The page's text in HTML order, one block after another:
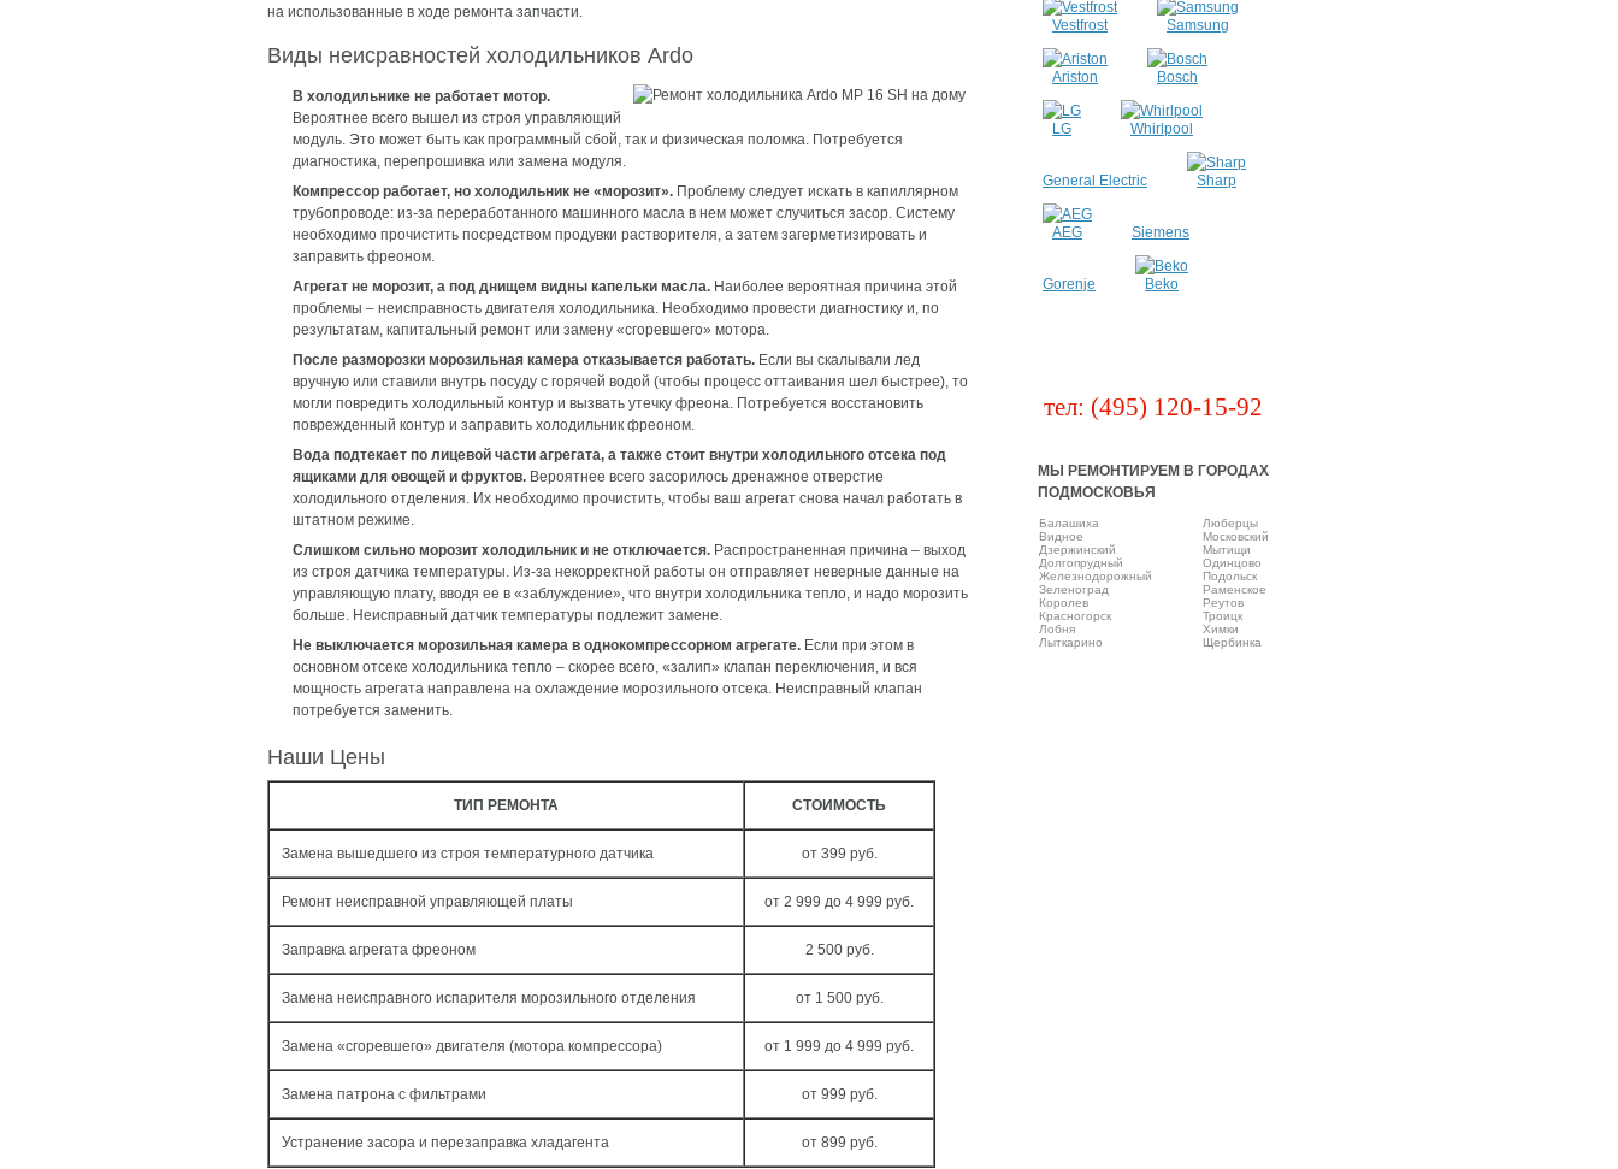
на использованные в ходе ремонта запчасти.
Виды неисравностей холодильников Ardo
В холодильнике не работает мотор.
Вероятнее всего вышел из строя управляющий
модуль. Это может быть как программный сбой, так и физическая поломка. Потребуется
диагностика, перепрошивка или замена модуля.
Компрессор работает, но холодильник не «морозит». Проблему следует искать в капиллярном
трубопроводе: из-за переработанного машинного масла в нем может случиться засор. Систему
необходимо прочистить посредством продувки растворителя, а затем загерметизировать и
заправить фреоном.
Агрегат не морозит, а под днищем видны капельки масла. Наиболее вероятная причина этой
проблемы – неисправность двигателя холодильника. Необходимо провести диагностику и, по
результатам, капитальный ремонт или замену «сгоревшего» мотора.
После разморозки морозильная камера отказывается работать. Если вы скалывали лед
вручную или ставили внутрь посуду с горячей водой (чтобы процесс оттаивания шел быстрее), то
могли повредить холодильный контур и вызвать утечку фреона. Потребуется восстановить
поврежденный контур и заправить холодильник фреоном.
Вода подтекает по лицевой части агрегата, а также стоит внутри холодильного отсека под
ящиками для овощей и фруктов. Вероятнее всего засорилось дренажное отверстие
холодильного отделения. Их необходимо прочистить, чтобы ваш агрегат снова начал работать в
штатном режиме.
Слишком сильно морозит холодильник и не отключается. Распространенная причина – выход
из строя датчика температуры. Из-за некорректной работы он отправляет неверные данные на
управляющую плату, вводя ее в «заблуждение», что внутри холодильника тепло, и надо морозить
больше. Неисправный датчик температуры подлежит замене.
Не выключается морозильная камера в однокомпрессорном агрегате. Если при этом в
основном отсеке холодильника тепло – скорее всего, «залип» клапан переключения, и вся
мощность агрегата направлена на охлаждение морозильного отсека. Неисправный клапан
потребуется заменить.
Наши Цены
ТИП РЕМОНТА СТОИМОСТЬ
Замена вышедшего из строя температурного датчика от 399 руб.
Ремонт неисправной управляющей платы от 2 999 до 4 999 руб.
Заправка агрегата фреоном 2 500 руб.
Замена неисправного испарителя морозильного отделения от 1 500 руб.
Замена «сгоревшего» двигателя (мотора компрессора) от 1 999 до 4 999 руб.
Замена патрона с фильтрами от 999 руб.
Устранение засора и перезаправка хладагента от 899 руб.
Vestfrost Samsung
Ariston Bosch
LG Whirlpool
General Electric Sharp
AEG Siemens
Gorenje Beko
тел: (495) 120-15-92
МЫ РЕМОНТИРУЕМ В ГОРОДАХ
ПОДМОСКОВЬЯ
Балашиха
Виднoe
Дзержинский
Долгопрудный
Железнодорожный
Зеленоград
Королев
Красногорск
Лобня
Лыткарино
Люберцы
Московский
Мытищи
Одинцово
Подольск
Раменское
Реутов
Троицк
Химки
Щербинка